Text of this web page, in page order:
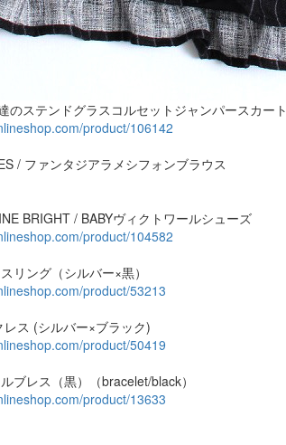
のステンドグラスコルセットジャンパースカート
product/106142
/ ファンタジアラメシフォンブラウス
BRIGHT / BABYヴィクトワールシューズ
product/104582
リング（シルバー×黒）
product/53213
ス (シルバー×ブラック)
product/50419
ブレス（黒）（bracelet/black）
product/13633